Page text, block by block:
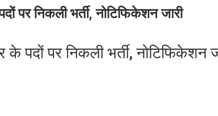
पर निकली भर्ती, नोटिफिकेशन जारी
पदों पर निकली भर्ती, नोटिफिकेशन